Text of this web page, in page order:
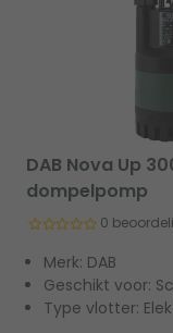
DAB Nova Up
dompelpomp
0
Merk: DAB
Geschikt voor:
Type vlotter: